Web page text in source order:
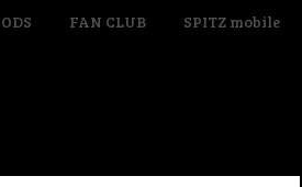
FAN CLUB SPITZ mobile